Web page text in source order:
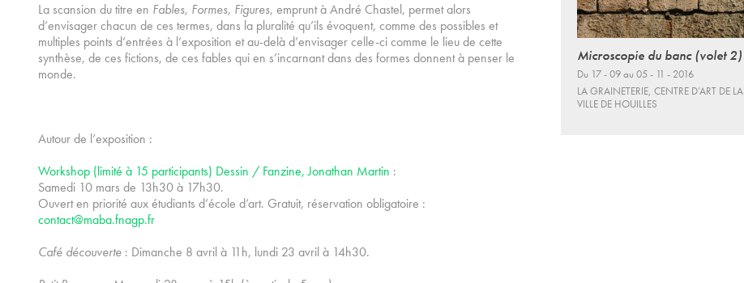
La scansion du titre en Fables, Formes, Figures, emprunt à André Chastel, permet alors
d’envisager chacun de ces termes, dans la pluralité qu’ils évoquent, comme des possibles et
multiples points d’entrées à l’exposition et au-delà d’envisager celle-ci comme le lieu de cette
synthèse, de ces fictions, de ces fables qui en s’incarnant dans des formes donnent à penser le
monde.
Autour de l’exposition :
Workshop (limité à 15 participants) Dessin / Fanzine, Jonathan Martin :
Samedi 10 mars de 13h30 à 17h30.
Ouvert en priorité aux étudiants d’école d’art. Gratuit, réservation obligatoire :
contact@maba.fnagp.fr
Café découverte : Dimanche 8 avril à 11h, lundi 23 avril à 14h30.
Microscopie du banc (volet 2)
Du 17 - 09 au 05 - 11 - 2016
LA GRAINETERIE, CENTRE D’ART DE LA
VILLE DE HOUILLES